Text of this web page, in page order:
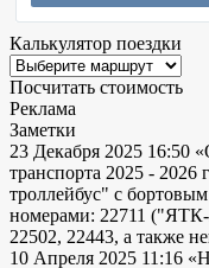
Калькулятор поездки
Посчитать стоимость
Реклама
Заметки
23 Декабря 2025 16:50
транспорта 2025 -
троллейбус" с
номерами: 22711
22502, 22443, а также
10 Апреля 2025 11:16